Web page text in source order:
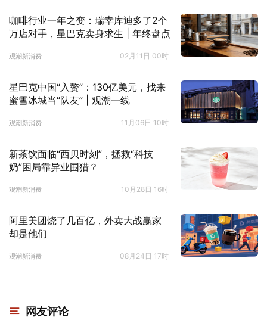
咖啡行业一年之变：瑞幸库迪多了2个
万店对手，星巴克卖身求生 | 年终盘点
观潮新消费 02月11日 00时
星巴克中国“入赘”：130亿美元，找来
蜜雪冰城当“队友” | 观潮一线
观潮新消费 11月06日 10时
新茶饮面临“西贝时刻”，拯救“科技
奶”困局靠异业围猎？
观潮新消费 10月28日 16时
阿里美团烧了几百亿，外卖大战赢家
却是他们
观潮新消费 08月24日 17时
网友评论